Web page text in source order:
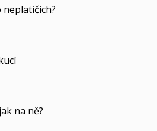
neplatičích?
na ně?